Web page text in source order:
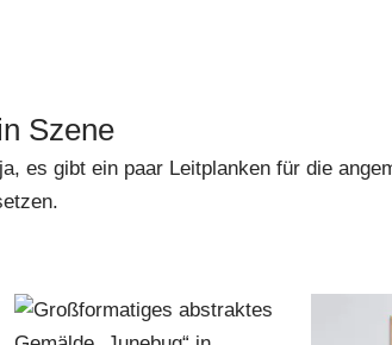
Szene
es gibt ein paar Leitplanken für die